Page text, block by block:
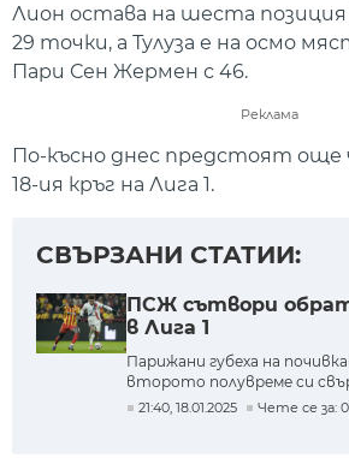
Лион остава на шеста позиция
29 точки, а Тулуза е на осмо
Пари Сен Жермен с 46.
Реклама
По-късно днес предстоят
18-ия кръг на Лига 1.
СВЪРЗАНИ СТАТИИ:
ПСЖ сътвори
в Лига 1
Парижани губеха на
второто полувреме си
21:40, 18.01.2025 Чете се за: